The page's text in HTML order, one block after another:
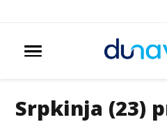
Srpkinja (23)